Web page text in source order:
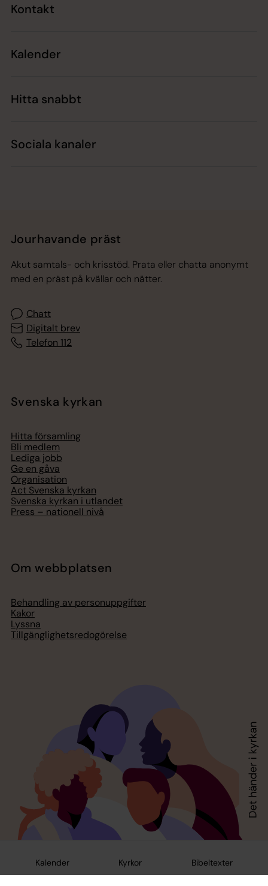
Kalender Kyrkor Bibeltexter
Kontakt
Kalender
Hitta snabbt
Sociala kanaler
Jourhavande präst
Akut samtals- och krisstöd. Prata eller chatta anonymt
med en präst på kvällar och nätter.
Chatt
Digitalt brev
Telefon 112
Svenska kyrkan
Hitta församling
Bli medlem
Lediga jobb
Ge en gåva
Organisation
Act Svenska kyrkan
Svenska kyrkan i utlandet
Press – nationell nivå
Om webbplatsen
Behandling av personuppgifter
Kakor
Lyssna
Tillgänglighetsredogörelse